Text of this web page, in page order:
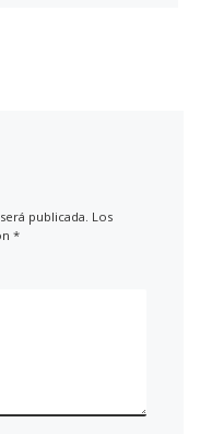
publicada. Los
*